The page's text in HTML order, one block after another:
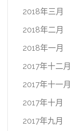
2018年三月
2018年二月
2018年一月
2017年十二月
2017年十一月
2017年十月
2017年九月